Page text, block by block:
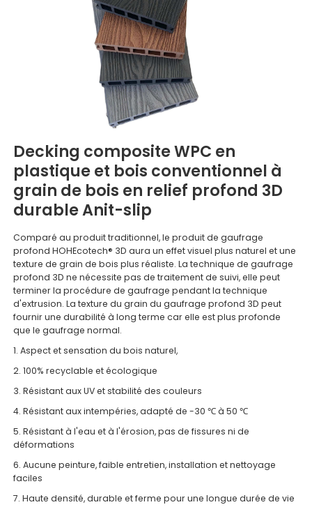
Decking composite WPC en
plastique et bois conventionnel à
grain de bois en relief profond 3D
durable Anit-slip
Comparé au produit traditionnel, le produit de gaufrage
profond HOHEcotech® 3D aura un effet visuel plus naturel et une
texture de grain de bois plus réaliste. La technique de gaufrage
profond 3D ne nécessite pas de traitement de suivi, elle peut
terminer la procédure de gaufrage pendant la technique
d'extrusion. La texture du grain du gaufrage profond 3D peut
fournir une durabilité à long terme car elle est plus profonde
que le gaufrage normal.
1. Aspect et sensation du bois naturel,
2. 100% recyclable et écologique
3. Résistant aux UV et stabilité des couleurs
4. Résistant aux intempéries, adapté de -30 ℃ à 50 ℃
5. Résistant à l'eau et à l'érosion, pas de fissures ni de
déformations
6. Aucune peinture, faible entretien, installation et nettoyage
faciles
7. Haute densité, durable et ferme pour une longue durée de vie